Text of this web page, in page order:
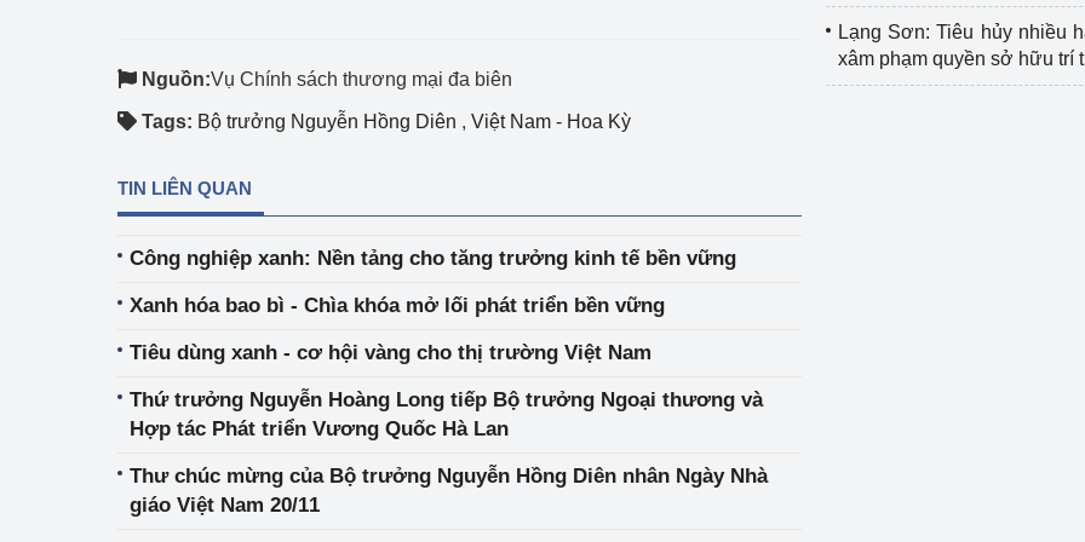
Nguồn:Vụ Chính sách thương mại đa biên
Tags: Bộ trưởng Nguyễn Hồng Diên , Việt Nam - Hoa Kỳ
TIN LIÊN QUAN
Công nghiệp xanh: Nền tảng cho tăng trưởng kinh tế bền vững
Xanh hóa bao bì - Chìa khóa mở lối phát triển bền vững
Tiêu dùng xanh - cơ hội vàng cho thị trường Việt Nam
Thứ trưởng Nguyễn Hoàng Long tiếp Bộ trưởng Ngoại thương và
Hợp tác Phát triển Vương Quốc Hà Lan
Thư chúc mừng của Bộ trưởng Nguyễn Hồng Diên nhân Ngày Nhà
giáo Việt Nam 20/11
Lạng Sơn: Tiêu hủy nhiều
xâm phạm quyền sở hữu trí